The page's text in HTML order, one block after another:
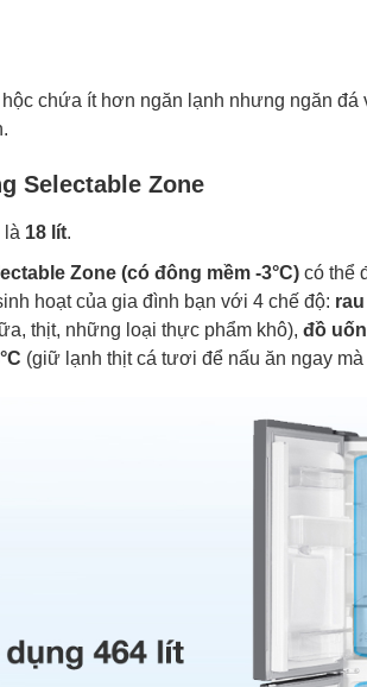
chứa ít hơn ngăn lạnh nhưng ngăn đá
Selectable Zone
là 18 lít.
Zone (có đông mềm -3°C) có thể
hoạt của gia đình bạn với 4 chế độ:
thịt, những loại thực phẩm khô), đồ
(giữ lạnh thịt cá tươi để nấu ăn ngay